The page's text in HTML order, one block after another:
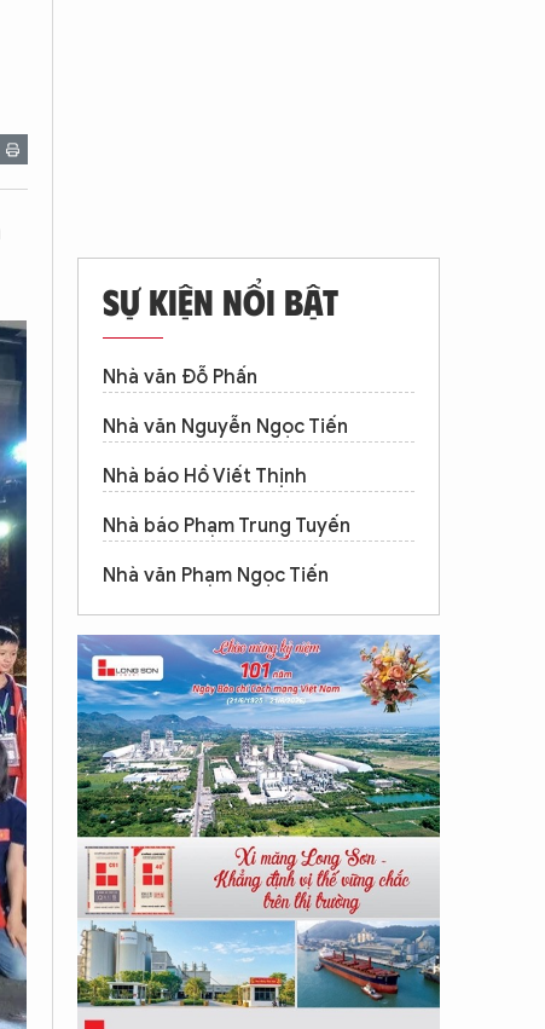
SỰ KIỆN NỔI BẬT
Nhà văn Đỗ Phấn
Nhà văn Nguyễn Ngọc Tiến
Nhà báo Hồ Viết Thịnh
Nhà báo Phạm Trung Tuyến
Nhà văn Phạm Ngọc Tiến